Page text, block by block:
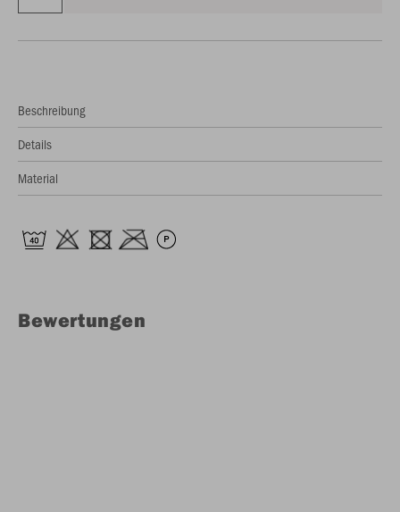
Beschreibung
Details
Material
Bewertungen